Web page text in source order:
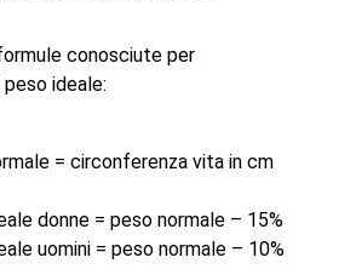
conosciute per
ideale:
= circonferenza vita in cm
donne = peso normale – 15%
uomini = peso normale – 10%